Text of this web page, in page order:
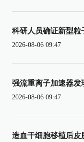
科研人员确证新型粒
2026-08-06 09:47
强流重离子加速器发
2026-08-06 09:47
造血干细胞移植后皮